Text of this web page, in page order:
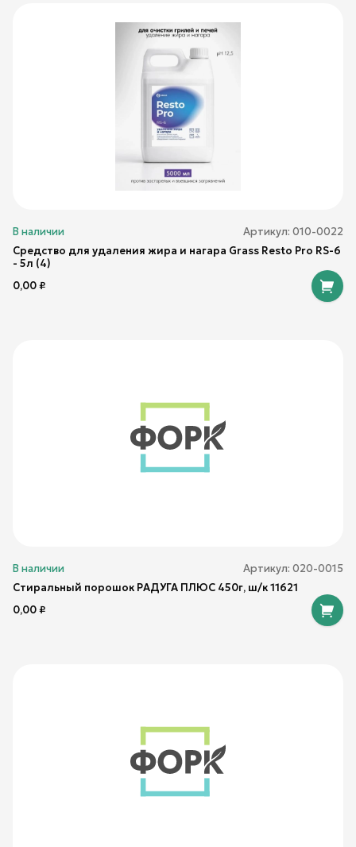
В наличии Артикул: 010-0022
Средство для удаления жира и нагара Grass Resto Pro RS-6
- 5л (4)
0,00₽
В наличии Артикул: 020-0015
Стиральный порошок РАДУГА ПЛЮС 450г, ш/к 11621
0,00₽